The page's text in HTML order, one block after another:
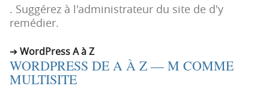
i
c
i
p
n
. Suggérez à l'administrateur du site de d'y
remédier.
WordPress A à Z
WORDPRESS DE A À Z — M COMME
MULTISITE